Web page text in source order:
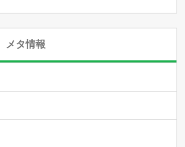
メタ情報